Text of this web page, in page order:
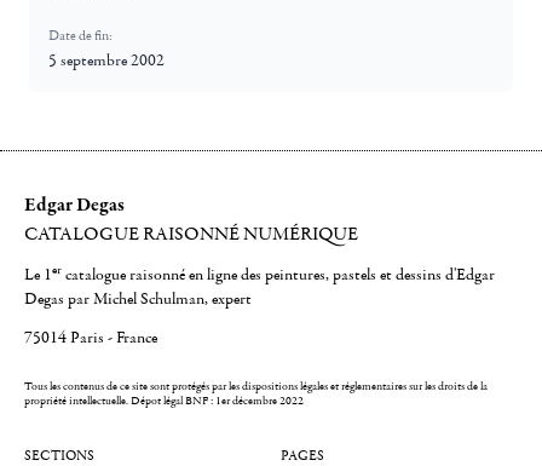
Date de fin:
5 septembre 2002
Edgar Degas
CATALOGUE RAISONNÉ NUMÉRIQUE
Le 1er catalogue raisonné en ligne des peintures, pastels et dessins d'Edgar
Degas par Michel Schulman, expert
75014 Paris - France
Tous les contenus de ce site sont protégés par les dispositions légales et réglementaires sur les droits de la
propriété intellectuelle.Dépot légal BNF : 1er décembre 2022
SECTIONS PAGES